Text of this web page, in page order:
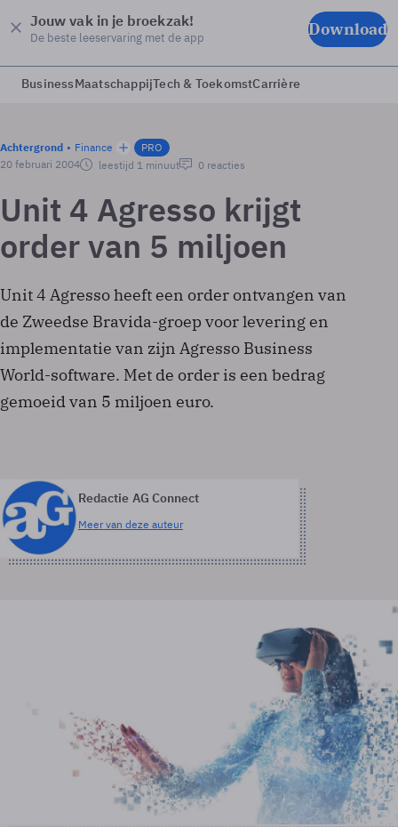
Jouw vak in je broekzak!
De beste leeservaring met de app Download
BusinessMaatschappijTech & ToekomstCarrière
Achtergrond Finance
PRO
20 februari 2004
leestijd 1 minuut 0 reacties
Unit 4 Agresso krijgt
order van 5 miljoen
Unit 4 Agresso heeft een order ontvangen van
de Zweedse Bravida-groep voor levering en
implementatie van zijn Agresso Business
World-software. Met de order is een bedrag
gemoeid van 5 miljoen euro.
Redactie AG Connect
Meer van deze auteur